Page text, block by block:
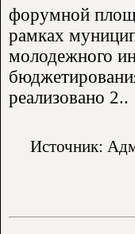
форумной
рамках
молодежного
реализовано 2..
Источник: